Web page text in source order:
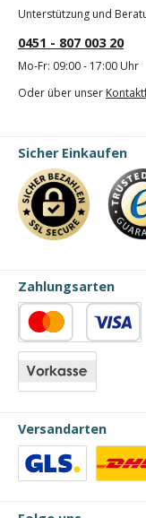
Unterstützung und
0451 - 807 003 20
Mo-Fr: 09:00 - 17:00 Uhr
Oder über unser
Sicher Einkaufen
Zahlungsarten
Kredit- oder Debitkarte
Versandarten